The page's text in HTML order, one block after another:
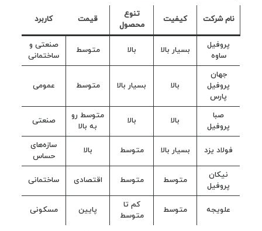
نام شرکت کیفیت
تنوع
محصول
قیمت کاربرد
پروفیل
ساوه
بسیار بالا بالا متوسط
صنعتی و
ساختمانی
جهان
پروفیل
پارس
بالا بسیار بالا متوسط عمومی
صبا
پروفیل
بالا بالا
متوسط رو
به بالا
صنعتی
فولاد یزد بسیار بالا متوسط بالا
سازه‌های
حساس
نیکان
پروفیل
متوسط متوسط اقتصادی ساختمانی
علویجه متوسط
کم تا
متوسط
پایین مسکونی